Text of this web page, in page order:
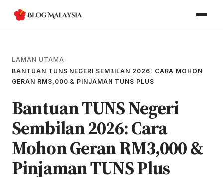
LAMAN UTAMA›
BANTUAN TUNS NEGERI SEMBILAN 2026: CARA MOHON
GERAN RM3,000 & PINJAMAN TUNS PLUS
Bantuan TUNS Negeri
Sembilan 2026: Cara
Mohon Geran RM3,000 &
Pinjaman TUNS Plus